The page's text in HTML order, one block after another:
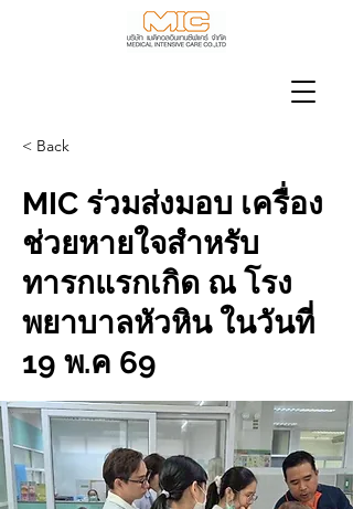
< Back
MIC ร่วมส่งมอบ เครื่อง
ช่วยหายใจสำหรับ
ทารกแรกเกิด ณ โรง
พยาบาลหัวหิน ในวันที่
19 พ.ค 69